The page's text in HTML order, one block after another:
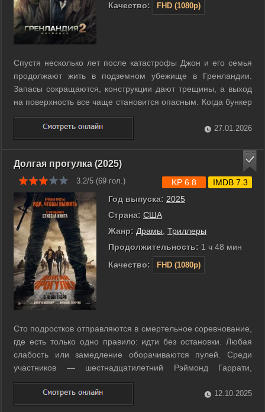
Качество:
FHD (1080p)
Спустя несколько лет после катастрофы Джон и его семья
продолжают жить в подземном убежище в Гренландии.
Запасы сокращаются, конструкции дают трещины, а выход
на поверхность все чаще становится опасным. Когда бункер
перестает быть надежным, им приходится покинуть
укрытие. Единственная надежда связана с слухами о
безопасной зоне за пределами ...
27.01.2026
Долгая прогулка (2025)
3.2/5 (69 гол.)
Год выпуска: 2025
Страна: США
Жанр: Драмы Триллеры
Продолжительность: 1 ч 48 мин
Качество:
FHD (1080p)
KP 6.8 IMDB 7.3
Сто подростков отправляются в смертельное соревнование,
где есть только одно правило: идти без остановки. Любая
слабость или замедление оборачиваются пулей. Среди
участников — шестнадцатилетний Рэймонд Гаррати,
который мечтает о победе и готов рискнуть всем ради
будущего. Но по мере того как дорога превращается в
кошмар, а друзья становятся ...
12.10.2025